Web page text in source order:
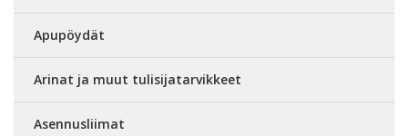
Apupöydät
Arinat ja muut tulisijatarvikkeet
Asennusliimat